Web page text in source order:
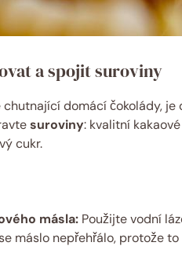
a spojit suroviny
domácí čokolády,
suroviny: kvalitní
cukr.
másla: Použijte vodní
máslo ⁣nepřehřálo, ⁣protože